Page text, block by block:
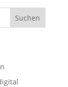
Suchen